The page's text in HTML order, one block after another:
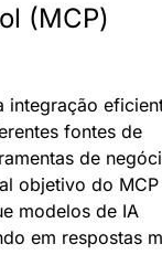
(MCP)
integração
fontes de
de
modelos de IA
em respostas